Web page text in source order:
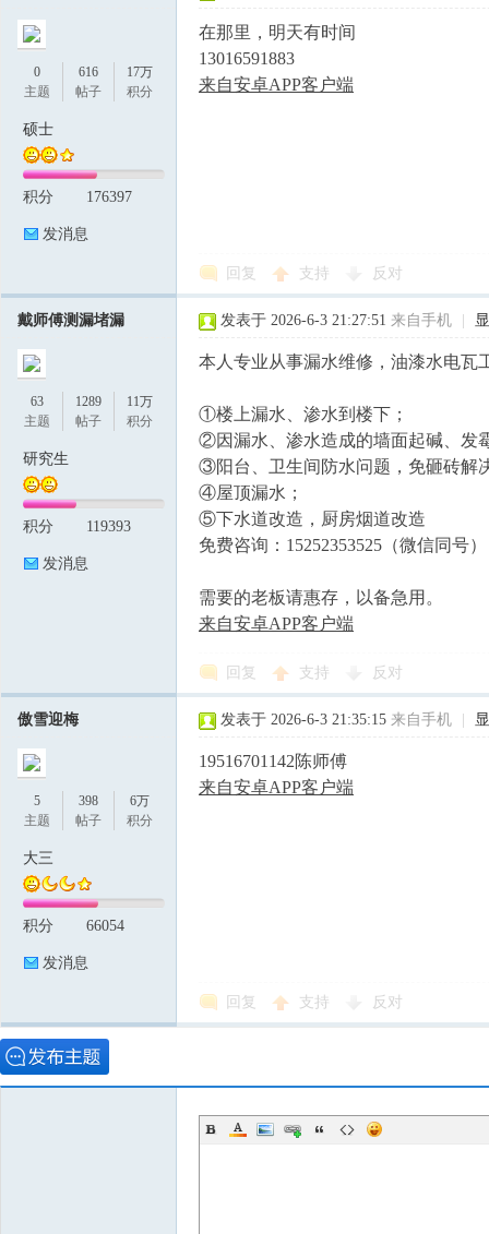
0
主题
616
帖子
17万
积分
硕士
积分 176397
发消息
在那里，明天有时间
13016591883
来自安卓APP客户端
回复 支持 反对
戴师傅测漏堵漏
63
主题
1289
帖子
11万
积分
研究生
积分 119393
发消息
发表于 2026-6-3 21:27:51 来自手机
本人专业从事漏水维修，油漆水电瓦
①楼上漏水、渗水到楼下；
②因漏水、渗水造成的墙面起碱、发
③阳台、卫生间防水问题，免砸砖解
④屋顶漏水；
⑤下水道改造，厨房烟道改造
免费咨询：15252353525（微信同号）
需要的老板请惠存，以备急用。
来自安卓APP客户端
回复 支持 反对
傲雪迎梅
5
主题
398
帖子
6万
积分
大三
积分 66054
发消息
发表于 2026-6-3 21:35:15 来自手机
19516701142陈师傅
来自安卓APP客户端
回复 支持 反对